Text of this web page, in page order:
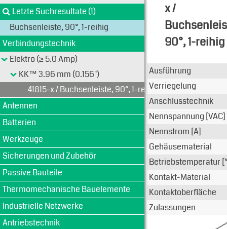
Letzte Suchresultate (1)
Buchsenleiste, 90°, 1-reihig
Verbindungstechnik
Elektro (≥ 5.0 Amp)
KK™ 3.96 mm (0.156")
41815-x / Buchsenleiste, 90°, 1-reihig
Antennen
Batterien
Werkzeuge
Sicherungen und Zubehör
Passive Bauteile
Thermomechanische Bauelemente
Industrielle Netzwerke
Antriebstechnik
x /
90°, 1-reihig
Typen-
Ausführung
Verriegelung
Anschlusstechnik
Nennspannung [VAC]
Nennstrom [A]
Gehäusematerial
Betriebstemperatur
Kontakt-Material
Kontaktoberfläche
Zulassungen